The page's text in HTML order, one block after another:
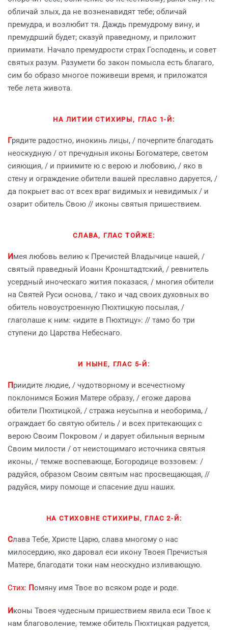
обличай злых, да не возненавидят тебе; обличай
премудра, и возлюбит тя. Даждь премудрому вину, и
премудрший будет; сказуй праведному, и приложит
приимати. Начало премудрости страх Господень, и совет
святых разум. Разумети бо закон помысла есть благаго,
сим бо образо многое поживеши время, и приложатся
тебе лета живота.
НА ЛИТИИ СТИХИРЫ, ГЛАС 1-Й:
Грядите радостно, инокинь лицы, / почерпите благодать
неоскудную / от пречудныя иконы Богоматере, светом
сияющия, / и приимите ю с верою и любовию, / яко в
стену и ограждение обители вашей преславно даруется, /
да покрыет вас от всех враг видимых и невидимых / и
озарит обитель Свою // иконы святыя пришествием.
СЛАВА, ГЛАС ТОЙЖЕ:
Имея любовь велию к Пречистей Владычице нашей, /
святый праведный Иоанн Кронштадтский, / ревнитель
усердный иноческаго жития показася, / многия обители
на Святей Руси основа, / тако и чад своих духовных во
обитель новоустроенную Пюхтицкую посылая, /
глаголаше к ним: «идите в Пюхтицу»: // тамо бо три
ступени до Царства Небеснаго.
И НЫНЕ, ГЛАС 5-Й:
Приидите людие, / чудотворному и всечестному
поклонимся Божия Матере образу, / егоже дарова
обители Пюхтицкой, / стража неусыпна и необорима, /
ограждает бо святую обитель / и всех притекающих с
верою Своим Покровом / и дарует обильныя верным
Своим милости / от неистощимаго источника святыя
иконы, / темже воспевающе, Богородице воззовем: /
радуйся, образом Своим святым нас просвещающая, //
радуйся, миру помоще и спасение душ наших.
НА СТИХОВНЕ СТИХИРЫ, ГЛАС 2-Й:
Слава Тебе, Христе Царю, слава многому о нас
милосердию, яко даровал еси икону Твоея Пречистыя
Матере, благодати токи нам неоскудно изливающую.
Стих: Помяну имя Твое во всяком роде и роде.
Иконы Твоея чудесным пришествием явила еси Твое к
нам благоволение, темже обитель Пюхтицкая радуется,